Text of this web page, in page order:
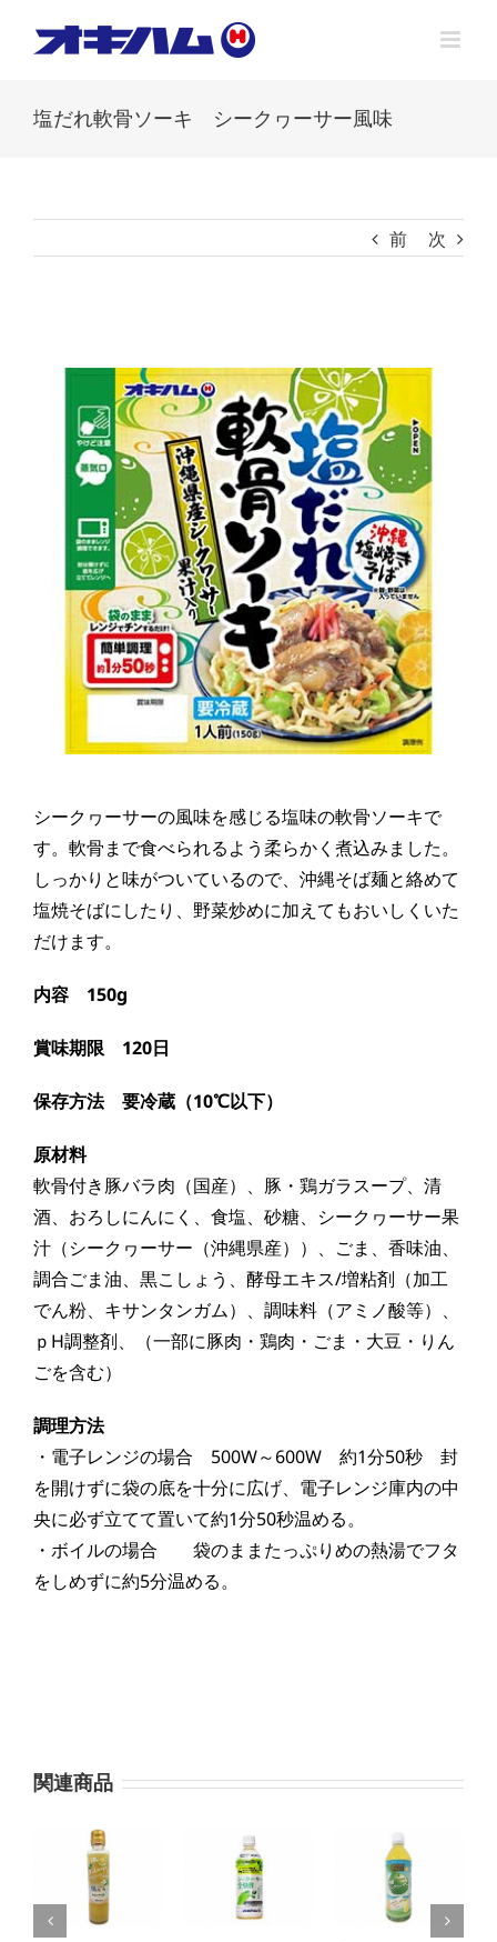
塩だれ軟骨ソーキ シークヮーサー風味
前 次
シークヮーサーの風味を感じる塩味の軟骨ソーキで
す。軟骨まで食べられるよう柔らかく煮込みました。
しっかりと味がついているので、沖縄そば麺と絡めて
塩焼そばにしたり、野菜炒めに加えてもおいしくいた
だけます。
内容 150g
賞味期限 120日
保存方法 要冷蔵（10℃以下）
原材料
軟骨付き豚バラ肉（国産）、豚・鶏ガラスープ、清
酒、おろしにんにく、食塩、砂糖、シークヮーサー果
汁（シークヮーサー（沖縄県産））、ごま、香味油、
調合ごま油、黒こしょう、酵母エキス/増粘剤（加工
でん粉、キサンタンガム）、調味料（アミノ酸等）、
ｐH調整剤、（一部に豚肉・鶏肉・ごま・大豆・りん
ごを含む）
調理方法
・電子レンジの場合 500W～600W 約1分50秒 封
を開けずに袋の底を十分に広げ、電子レンジ庫内の中
央に必ず立てて置いて約1分50秒温める。
・ボイルの場合 袋のままたっぷりめの熱湯でフタ
をしめずに約5分温める。
関連商品